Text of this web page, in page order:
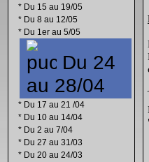
* Du 15 au 19/05
* Du 8 au 12/05
* Du 1er au 5/05
Du 24
au 28/04
* Du 17 au 21 /04
* Du 10 au 14/04
* Du 2 au 7/04
* Du 27 au 31/03
* Du 20 au 24/03